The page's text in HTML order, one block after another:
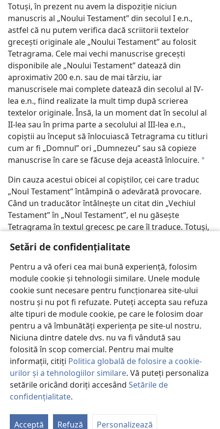
Setări de confidențialitate
Pentru a vă oferi cea mai bună experiență, folosim
module cookie și tehnologii similare. Unele module
cookie sunt necesare pentru funcționarea site-ului
nostru și nu pot fi refuzate. Puteți accepta sau refuza
alte tipuri de module cookie, pe care le folosim doar
pentru a vă îmbunătăți experiența pe site-ul nostru.
Niciuna dintre datele dvs. nu va fi vândută sau
folosită în scop comercial. Pentru mai multe
informații, citiți Politica globală de folosire a cookie-
urilor și a tehnologiilor similare. Vă puteți personaliza
setările oricând doriți accesând Setările de
confidențialitate.
Acceptă Refuză Personalizează
Totuși, în prezent nu avem la dispoziție niciun
manuscris al „Noului Testament” din secolul I e.n.,
astfel că nu putem verifica dacă scriitorii textelor
grecești originale ale „Noului Testament” au folosit
Tetragrama. Cele mai vechi manuscrise grecești
disponibile ale „Noului Testament” datează din
aproximativ 200 e.n. sau de mai târziu, iar
manuscrisele mai complete datează din secolul al IV-
lea e.n., fiind realizate la mult timp după scrierea
textelor originale. Însă, la un moment dat în secolul al
II-lea sau în prima parte a secolului al III-lea e.n.,
copiștii au început să înlocuiască Tetragrama cu titluri
cum ar fi „Domnul” ori „Dumnezeu” sau să copieze
manuscrise în care se făcuse deja această înlocuire. a
Din cauza acestui obicei al copiștilor, cei care traduc
„Noul Testament” întâmpină o adevărată provocare.
Când un traducător întâlnește un citat din „Vechiul
Testament” în „Noul Testament”, el nu găsește
Tetragrama în textul grecesc pe care îl traduce. Totuși,
posibil ca citatul din „Vechiul Testament” să conțină
Tetragrama în textul ebraic original și 2) textul grecesc
pe care îl folosește are la bază manuscrise ce datează
dintr-o perioadă în care
copiștii
înlocuiau în mod
regulat numele divin cu unele titluri. Prin urmare,
traducătorul trebuie să ia o decizie importantă: va
urma textul grecesc, în care apare titlulKýrios
sau
Theós
în locul Tetragramei, sau va încerca să determine
unde apărea Tetragrama în manuscrisele grecești
originale?
În realitate, problema se
reduce la următoarea
întrebare: Având în
vedere că Tetragrama
apărea în textul ebraic